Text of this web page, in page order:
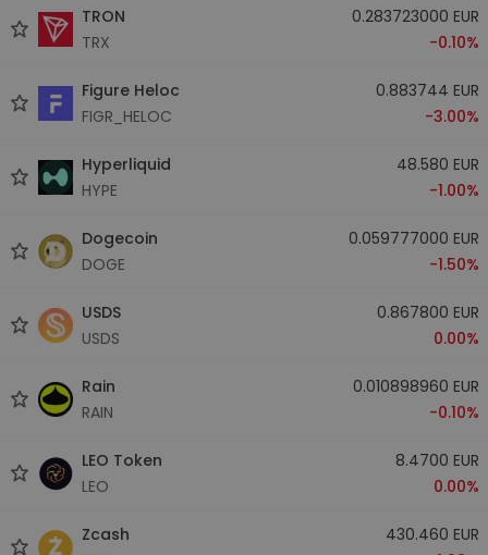
TRON
TRX
0.283723000 EUR
-0.10%
Figure Heloc
FIGR_HELOC
0.883744 EUR
-3.00%
Hyperliquid
HYPE
48.580 EUR
-1.00%
Dogecoin
DOGE
0.059777000 EUR
-1.50%
USDS
USDS
0.867800 EUR
0.00%
Rain
RAIN
0.010898960 EUR
-0.10%
LEO Token
LEO
8.4700 EUR
0.00%
Zcash
430.460 EUR